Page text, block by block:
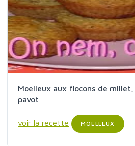
Moelleux aux flocons de
pavot
voir la recette MOELLEUX